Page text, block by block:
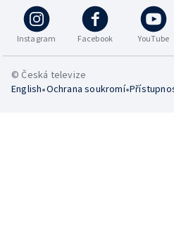
Instagram Facebook YouTube
© Česká televize
English•Ochrana soukromí•